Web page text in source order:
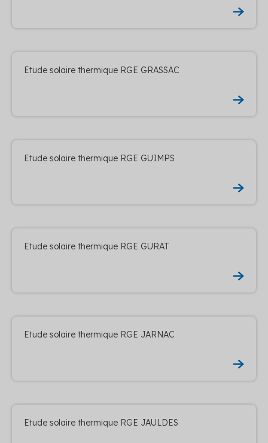
Etude solaire thermique RGE GRASSAC
Etude solaire thermique RGE GUIMPS
Etude solaire thermique RGE GURAT
Etude solaire thermique RGE JARNAC
Etude solaire thermique RGE JAULDES